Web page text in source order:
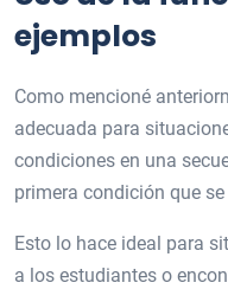
ejemplos
Como mencioné
adecuada para
condiciones en una
primera condición que
Esto lo hace ideal para
a los estudiantes o